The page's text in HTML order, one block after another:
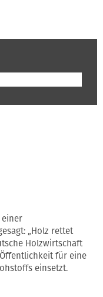
einer
„Holz rettet
Holzwirtschaft
für eine
einsetzt.